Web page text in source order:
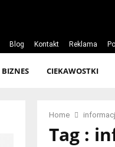
Blog Kontakt Reklama
BIZNES CIEKAWOSTKI
Home
Tag :